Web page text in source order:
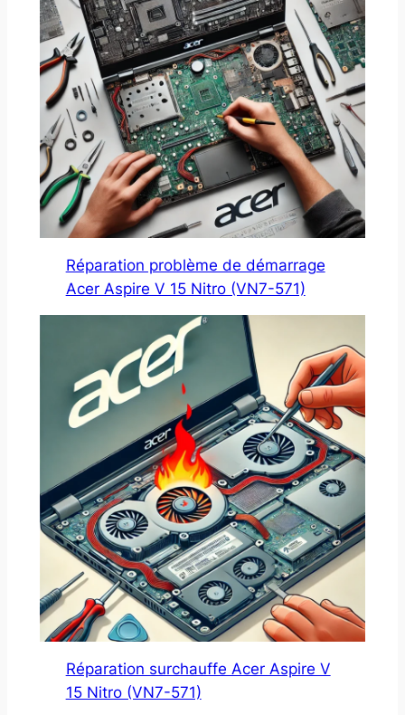
Réparation problème de démarrage
Acer Aspire V 15 Nitro (VN7-571)
Réparation surchauffe Acer Aspire V
15 Nitro (VN7-571)